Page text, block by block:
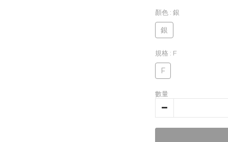
顏色 : 銀
銀
規格 : F
F
數量